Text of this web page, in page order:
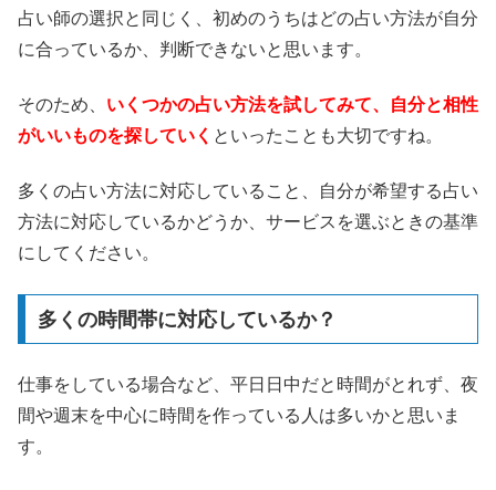
占い師の選択と同じく、初めのうちはどの占い方法が自分
に合っているか、判断できないと思います。
そのため、 いくつかの占い方法を試してみて、自分と相性
がいいものを探していく といったことも大切ですね。
多くの占い方法に対応していること、自分が希望する占い
方法に対応しているかどうか、サービスを選ぶときの基準
にしてください。
多くの時間帯に対応しているか？
仕事をしている場合など、平日日中だと時間がとれず、夜
間や週末を中心に時間を作っている人は多いかと思いま
す。